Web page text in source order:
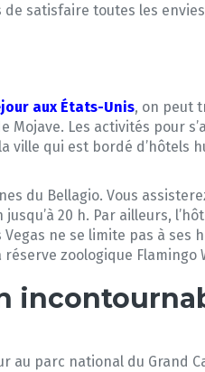
satisfaire toutes les
aux États-Unis, on peut
Mojave. Les activités pour
ville qui est bordé d’hôtels
du Bellagio. Vous
20 h. Par ailleurs,
ne se limite pas à ses
zoologique Flamingo
parc national du Grand